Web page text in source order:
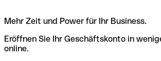
Mehr Zeit und Power für Ihr Business.
Eröffnen Sie Ihr Geschäftskonto in
online.